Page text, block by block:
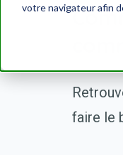
votre navigateur afin
faire le